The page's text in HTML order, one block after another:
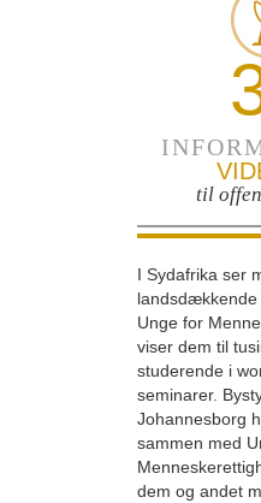
til
I Sydafrika ser
landsdækkende
Unge for
viser dem til
studerende i
seminarer.
Johannesborg
sammen med
dem og andet